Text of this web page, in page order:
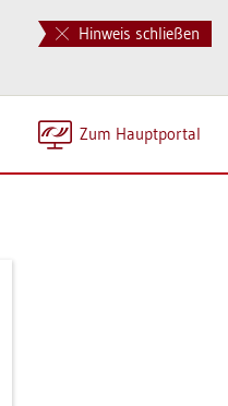
Hinweis schließen
Zum Haupt­por­tal